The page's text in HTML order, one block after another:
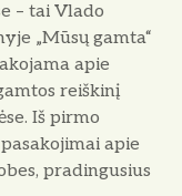
– tai Vlado
„Mūsų gamta“
apie
reiškinį
Iš pirmo
apie
pradingusius